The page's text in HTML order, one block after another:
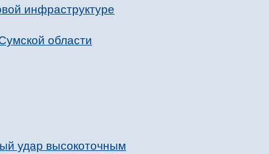
инфраструктуре
области
удар высокоточным